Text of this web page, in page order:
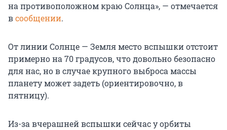
на противоположном краю Солнца», — отмечается
всообщении.
От линии Солнце — Земля место вспышки отстоит
примерно на 70 градусов, что довольно безопасно
для нас, но в случае крупного выброса массы
планету может задеть (ориентировочно, в
пятницу).
Из-за вчерашней вспышки сейчас у орбиты